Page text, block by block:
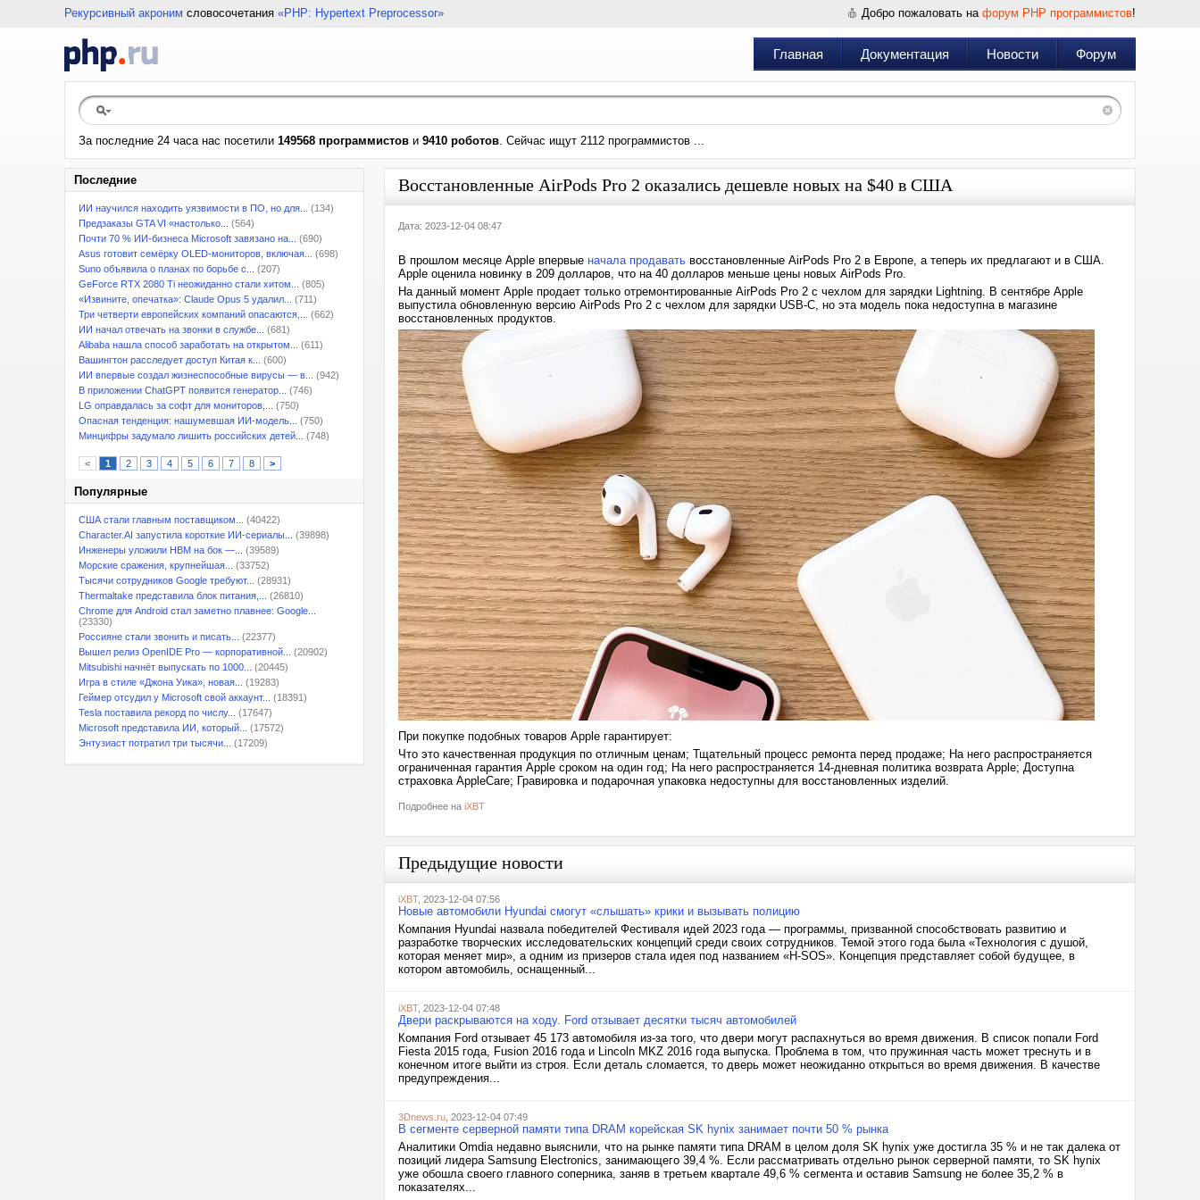
Рекурсивный акроним словосочетания «PHP: Hypertext Preprocessor» Добро пожаловать на форум PHP программистов!
Главная Документация Новости Форум
За последние 24 часа нас посетили 149568 программистов и 9410 роботов. Сейчас ищут 2112 программистов ...
Последние
ИИ научился находить уязвимости в ПО, но для...
(134)
Предзаказы GTA VI «настолько...
(564)
Почти 70 % ИИ-бизнеса Microsoft завязано на...
(690)
Asus готовит семёрку OLED-мониторов, включая...
(698)
Suno объявила о планах по борьбе с...
(207)
GeForce RTX 2080 Ti неожиданно стали хитом...
(805)
«Извините, опечатка»: Claude Opus 5 удалил...
(711)
Три четверти европейских компаний опасаются,...
(662)
ИИ начал отвечать на звонки в службе...
(681)
Alibaba нашла способ заработать на открытом...
(611)
Вашингтон расследует доступ Китая к...
(600)
ИИ впервые создал жизнеспособные вирусы — в...
(942)
В приложении ChatGPT появится генератор...
(746)
LG оправдалась за софт для мониторов,...
(750)
Опасная тенденция: нашумевшая ИИ-модель...
(750)
Минцифры задумало лишить российских детей...
(748)
< 1 2 3 4 5 6 7 8 >
Популярные
США стали главным поставщиком...
(40422)
Character.AI запустила короткие ИИ-сериалы...
(39898)
Инженеры уложили HBM на бок —...
(39589)
Морские сражения, крупнейшая...
(33752)
Тысячи сотрудников Google требуют...
(28931)
Thermaltake представила блок питания,...
(26810)
Chrome для Android стал заметно плавнее: Google...
(23330)
Россияне стали звонить и писать...
(22377)
Вышел релиз OpenIDE Pro — корпоративной...
(20902)
Mitsubishi начнёт выпускать по 1000...
(20445)
Игра в стиле «Джона Уика», новая...
(19283)
Геймер отсудил у Microsoft свой аккаунт...
(18391)
Tesla поставила рекорд по числу...
(17647)
Microsoft представила ИИ, который...
(17572)
Энтузиаст потратил три тысячи...
(17209)
Восстановленные AirPods Pro 2 оказались дешевле новых на $40 в США
Дата: 2023-12-04 08:47
В прошлом месяце Apple впервые начала продавать восстановленные AirPods Pro 2 в Европе, а теперь их предлагают и в США.
Apple оценила новинку в 209 долларов, что на 40 долларов меньше цены новых AirPods Pro.
На данный момент Apple продает только отремонтированные AirPods Pro 2 с чехлом для зарядки Lightning. В сентябре Apple
выпустила обновленную версию AirPods Pro 2 с чехлом для зарядки USB-C, но эта модель пока недоступна в магазине
восстановленных продуктов.
При покупке подобных товаров Apple гарантирует:
Что это качественная продукция по отличным ценам; Тщательный процесс ремонта перед продаже; На него распространяется
ограниченная гарантия Apple сроком на один год; На него распространяется 14-дневная политика возврата Apple; Доступна
страховка AppleCare; Гравировка и подарочная упаковка недоступны для восстановленных изделий.
Подробнее на iXBT
Предыдущие новости
iXBT, 2023-12-04 07:56
Новые автомобили Hyundai смогут «слышать» крики и вызывать полицию
Компания Hyundai назвала победителей Фестиваля идей 2023 года — программы, призванной способствовать развитию и
разработке творческих исследовательских концепций среди своих сотрудников. Темой этого года была «Технология с душой,
которая меняет мир», а одним из призеров стала идея под названием «H-SOS». Концепция представляет собой будущее, в
котором автомобиль, оснащенный...
iXBT, 2023-12-04 07:48
Двери раскрываются на ходу. Ford отзывает десятки тысяч автомобилей
Компания Ford отзывает 45 173 автомобиля из-за того, что двери могут распахнуться во время движения. В список попали Ford
Fiesta 2015 года, Fusion 2016 года и Lincoln MKZ 2016 года выпуска. Проблема в том, что пружинная часть может треснуть и в
конечном итоге выйти из строя. Если деталь сломается, то дверь может неожиданно открыться во время движения. В качестве
предупреждения...
3Dnews.ru , 2023-12-04 07:49
В сегменте серверной памяти типа DRAM корейская SK hynix занимает почти 50 % рынка
Аналитики Omdia недавно выяснили, что на рынке памяти типа DRAM в целом доля SK hynix уже достигла 35 % и не так далека от
позиций лидера Samsung Electronics, занимающего 39,4 %. Если рассматривать отдельно рынок серверной памяти, то SK hynix
уже обошла своего главного соперника, заняв в третьем квартале 49,6 % сегмента и оставив Samsung не более 35,2 % в
показателях...